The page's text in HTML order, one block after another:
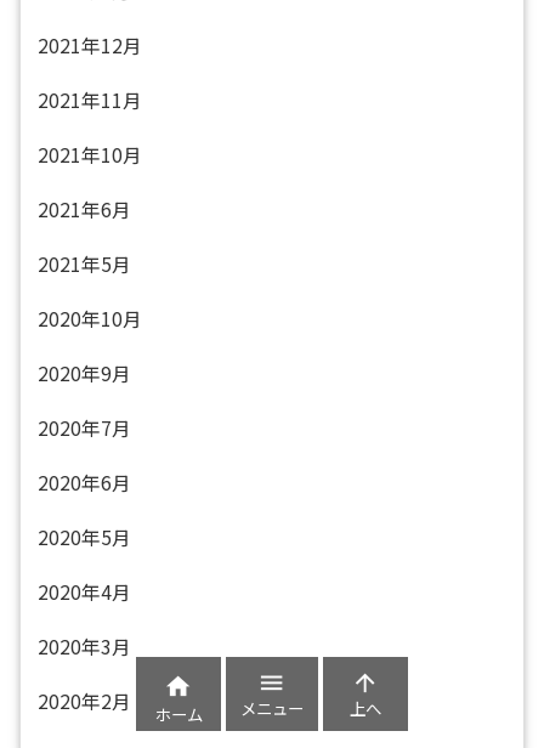
2021年12月
2021年11月
2021年10月
2021年6月
2021年5月
2020年10月
2020年9月
2020年7月
2020年6月
2020年5月
2020年4月
2020年3月
2020年2月

ホーム

メニュー

上へ